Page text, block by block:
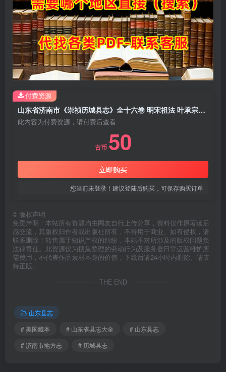
山东省济南市《崇祯历城县志》全十六卷 明宋祖法 叶承宗修撰PDF电子版地方志下载
此内容为付费资源，请付费后查看
古币 50
立即购买
您当前未登录！建议登陆后购买，可保存购买订单
付费资源
© 版权声明
免责声明：本站所有资源均由网友自行上传分享，资料仅作原著读后
感交流，其版权归作者或出版社所有，不得用于商业。如有侵权，请
联系删除！转售属于知识产权的纠纷，本站不对所涉及的版权问题负
法律责任。此资源仅为搜集整理的劳动行为及服务器日常运营维护所
需费用，不代表作品素材本身的价值，下载后请24小时内删除。请支
持正版。
THE END
山东县志
# 美国藏本
# 山东省县志大全
# 山东县志
# 济南市地方志
# 历城县志